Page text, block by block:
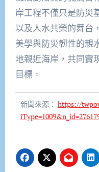
岸工程不僅只是防災
以及人水共榮的舞台
美學與防災韌性的親
地親近海岸，共同實
目標。
新聞來源： https://